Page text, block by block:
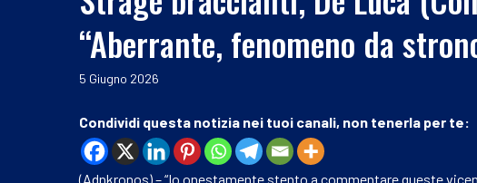
“Aberrante, fenomeno da
5 Giugno 2026
Condividi questa notizia nei tuoi canali, non tenerla per te:
(Adnkronos) – “Io onestamente stento a commentare queste